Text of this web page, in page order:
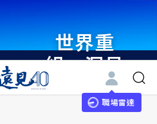
世界重
組・洞見
未來 與
世界領袖
職場雷達